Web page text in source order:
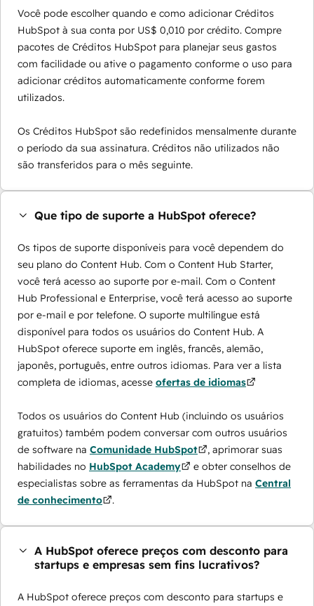
Você pode escolher quando e como adicionar Créditos
HubSpot à sua conta por US$ 0,010 por crédito. Compre
pacotes de Créditos HubSpot para planejar seus gastos
com facilidade ou ative o pagamento conforme o uso para
adicionar créditos automaticamente conforme forem
utilizados.
Os Créditos HubSpot são redefinidos mensalmente durante
o período da sua assinatura. Créditos não utilizados não
são transferidos para o mês seguinte.
Que tipo de suporte a HubSpot oferece?
Os tipos de suporte disponíveis para você dependem do
seu plano do Content Hub. Com o Content Hub Starter,
você terá acesso ao suporte por e-mail. Com o Content
Hub Professional e Enterprise, você terá acesso ao suporte
por e-mail e por telefone. O suporte multilíngue está
disponível para todos os usuários do Content Hub. A
HubSpot oferece suporte em inglês, francês, alemão,
japonês, português, entre outros idiomas. Para ver a lista
completa de idiomas, acesse ofertas de idiomas
Todos os usuários do Content Hub (incluindo os usuários
gratuitos) também podem conversar com outros usuários
de software na Comunidade HubSpot
, aprimorar suas
habilidades no HubSpot Academy
e obter conselhos de
especialistas sobre as ferramentas da HubSpot na Central
de conhecimento
.
A HubSpot oferece preços com desconto para
startups e empresas sem fins lucrativos?
A HubSpot oferece preços com desconto para startups e